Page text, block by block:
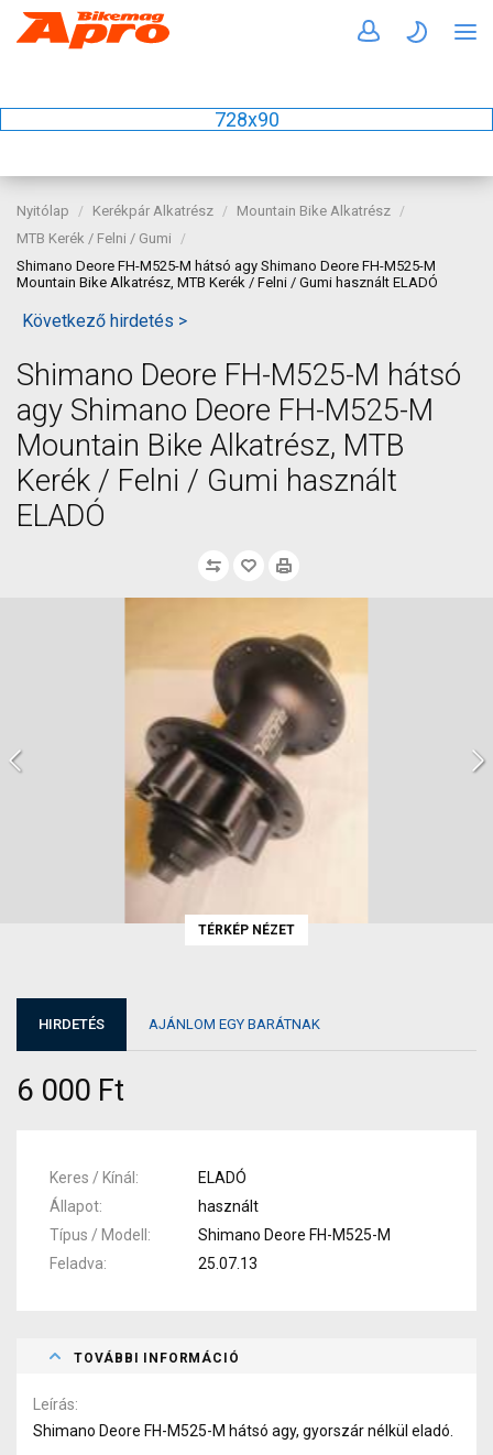
728x90
Nyitólap Kerékpár Alkatrész
Mountain Bike Alkatrész
MTB Kerék / Felni / Gumi
Shimano Deore FH-M525-M hátsó agy Shimano Deore FH-M525-M
Mountain Bike Alkatrész, MTB Kerék / Felni / Gumi használt ELADÓ
Következő hirdetés >
Shimano Deore FH-M525-M hátsó
agy Shimano Deore FH-M525-M
Mountain Bike Alkatrész, MTB
Kerék / Felni / Gumi használt
ELADÓ
TÉRKÉP NÉZET
HIRDETÉS AJÁNLOM EGY BARÁTNAK
6 000 Ft
Keres / Kínál
ELADÓ
Állapot
használt
Típus / Modell
Shimano Deore FH-M525-M
Feladva
25.07.13
TOVÁBBI INFORMÁCIÓ
Leírás
Shimano Deore FH-M525-M hátsó agy, gyorszár nélkül eladó.